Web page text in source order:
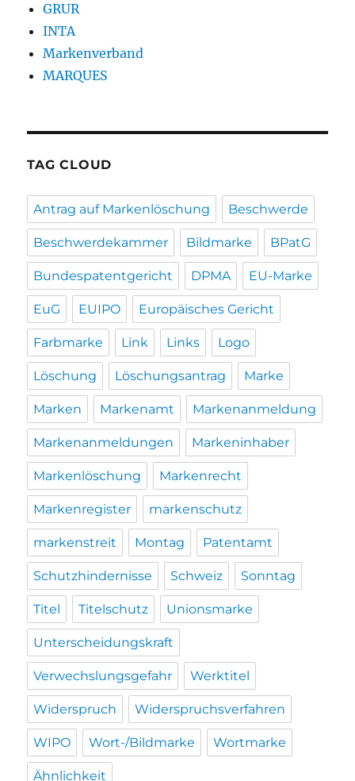
GRUR
INTA
Markenverband
MARQUES
TAG CLOUD
Antrag auf Markenlöschung Beschwerde
Beschwerdekammer Bildmarke BPatG
Bundespatentgericht DPMA EU-Marke
EuG EUIPO Europäisches Gericht
Farbmarke Link Links Logo
Löschung Löschungsantrag Marke
Marken Markenamt Markenanmeldung
Markenanmeldungen Markeninhaber
Markenlöschung Markenrecht
Markenregister markenschutz
markenstreit Montag Patentamt
Schutzhindernisse Schweiz Sonntag
Titel Titelschutz Unionsmarke
Unterscheidungskraft
Verwechslungsgefahr Werktitel
Widerspruch Widerspruchsverfahren
WIPO Wort-/Bildmarke Wortmarke
Ähnlichkeit